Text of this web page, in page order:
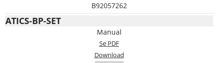
B92057262
ATICS-BP-SET
Manual
Se PDF
Download